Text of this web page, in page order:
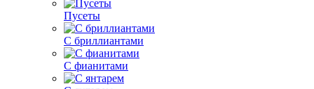
Пусеты
С бриллиантами
С фианитами